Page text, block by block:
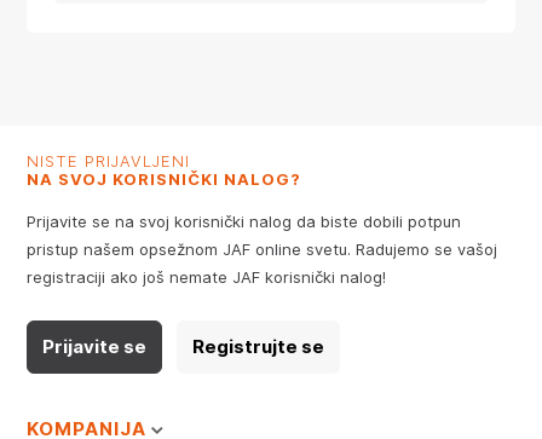
NISTE PRIJAVLJENI
NA SVOJ KORISNIČKI NALOG?
Prijavite se na svoj korisnički nalog da biste dobili potpun
pristup našem opsežnom JAF online svetu. Radujemo se vašoj
registraciji ako još nemate JAF korisnički nalog!
Prijavite se Registrujte se
KOMPANIJA